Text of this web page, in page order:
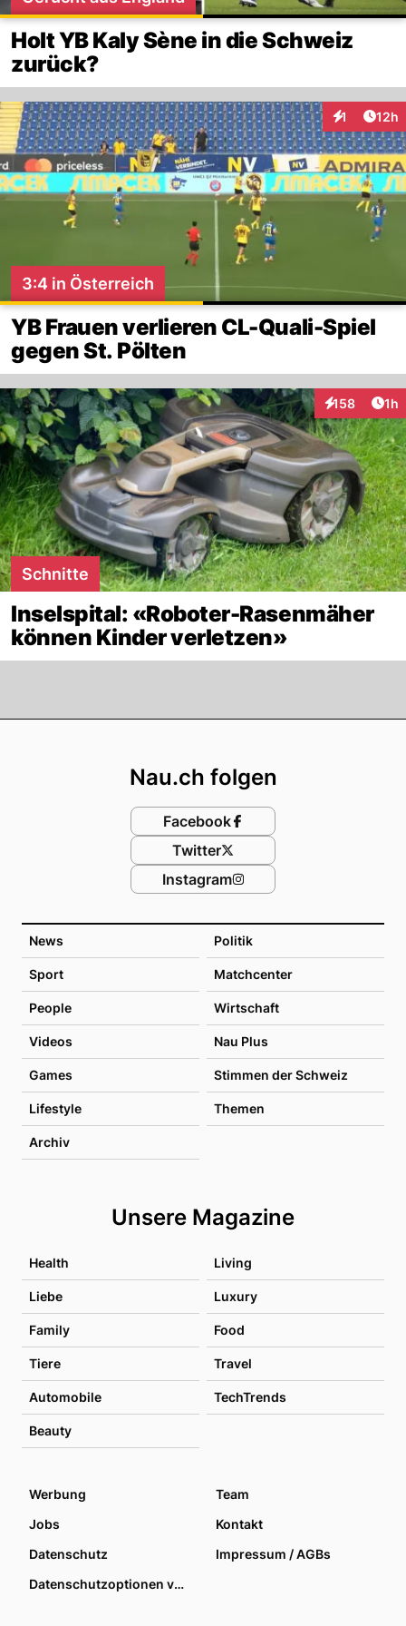
Holt YB Kaly Sène in die Schweiz
zurück?
1 12h
3:4 in Österreich
YB Frauen verlieren CL-Quali-Spiel
gegen St. Pölten
158
Interaktionen
1h
Schnitte
Inselspital: «Roboter-Rasenmäher
können Kinder verletzen»
News Politik
Sport Matchcenter
People Wirtschaft
Videos Nau Plus
Games Stimmen der Schweiz
Lifestyle Themen
Archiv
Unsere Magazine
Health Living
Liebe Luxury
Family Food
Tiere Travel
Automobile TechTrends
Beauty
Nau.ch folgen
Facebook
Twitter
Instagram
Werbung
Team
Jobs
Kontakt
Datenschutz
Impressum / AGBs
Datenschutzoptionen verwalten